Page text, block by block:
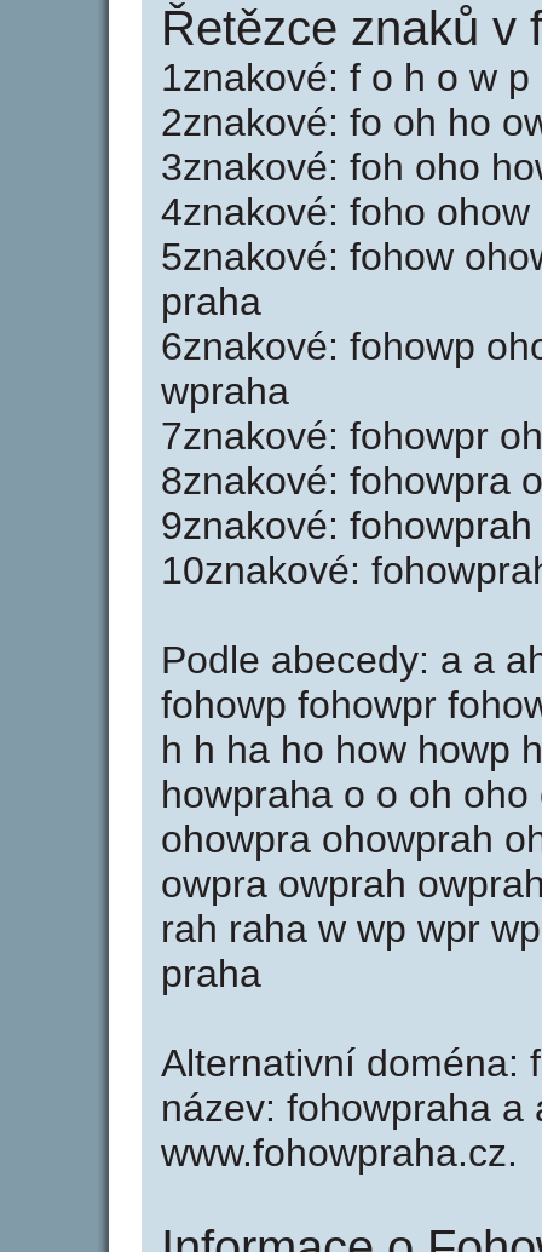
Řetězce znaků v
1znakové: f o h o w p
2znakové: fo oh ho
3znakové: foh oho
4znakové: foho
5znakové: fohow
praha
6znakové: fohowp
wpraha
7znakové: fohowpr
8znakové: fohowpra
9znakové:
10znakové:
Podle abecedy: a a
fohowp fohowpr
h h ha ho how howp
howpraha o o oh
ohowpra ohowprah
owpra owprah
rah raha w wp wpr
praha
Alternativní doména:
název: fohowpraha
www.fohowpraha.cz.